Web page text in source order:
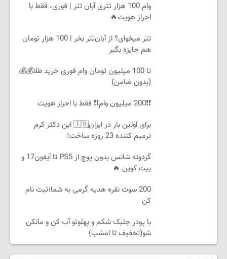
وام 100 هزار تتری آبان تتر | فوری، فقط با
احراز هویت🔥
تتر میخوای؟ از آبان‌تتر بخر | 100 هزار تومان
هم جایزه بگیر
تا 100 میلیون تومان وام فوری خرید طلا💰💰
(بدون ضامن)
❗❗200 میلیون وام❗❗ فقط با احراز هویت
برای اولین بار در ایران🇮🇷 این دکتر کرم
ترمیم کننده 23 روزه ساخت!
گردونه شانس بدون پوچ از PS5 تا آیفون17 و
بیت کوین 🔥
200 سوت نقره هدیه گرمی به شما؛ثبت نام
کن
با پودر جلبک شکم و پهلوتو آب کن و مانکن
شو(تخفیف تا امشب)